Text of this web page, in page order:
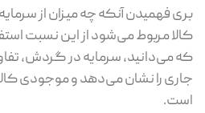
بری فهمیدن آنکه چه میزان از
کالا مربوط می‌شود از این نسبت
که می‌دانید، سرمایه در گردش،
جاری را نشان می‌دهد و موجودی
است.